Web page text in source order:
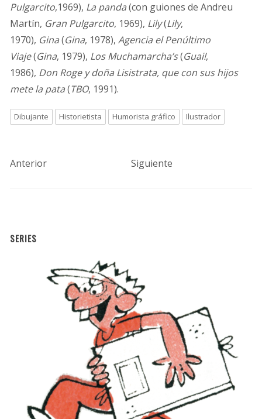
Pulgarcito,1969), La panda(con guiones de Andreu
Martín, Gran Pulgarcito, 1969), Lily(Lily,
1970), Gina(Gina, 1978), Agencia el Penúltimo
Viaje(Gina, 1979), Los Muchamarcha’s(Guai!,
1986), Don Roge y doña Lisistrata, que con sus hijos
mete la pata(TBO, 1991).
Dibujante Historietista Humorista gráfico Ilustrador
Anterior Siguiente
SERIES